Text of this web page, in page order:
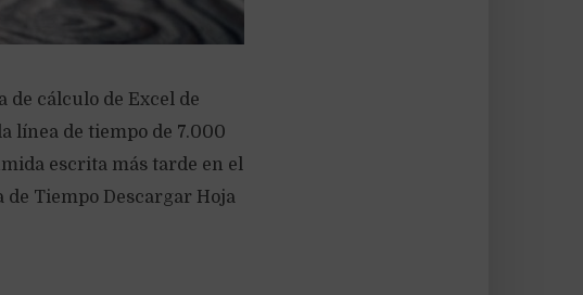
de cálculo de Excel de
línea de tiempo de 7.000
escrita más tarde en el
de Tiempo Descargar Hoja